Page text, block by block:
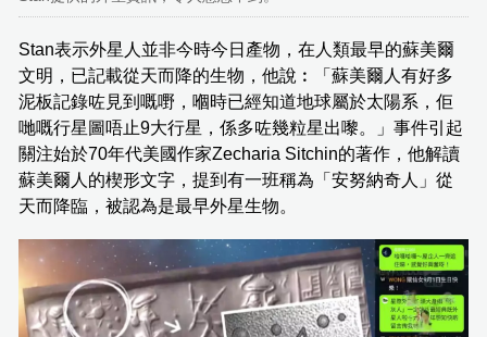
Stan表示外星人並非今時今日產物，在人類最早的蘇美爾
文明，已記載從天而降的生物，他說︰「蘇美爾人有好多
泥板記錄咗見到嘅嘢，嗰時已經知道地球屬於太陽系，佢
哋嘅行星圖唔止9大行星，係多咗幾粒星出嚟。」事件引起
關注始於70年代美國作家Zecharia Sitchin的著作，他解讀
蘇美爾人的楔形文字，提到有一班稱為「安努納奇人」從
天而降臨，被認為是最早外星生物。